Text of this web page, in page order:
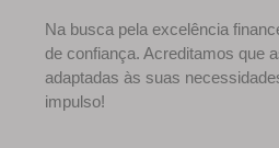
Na busca pela excelência
de confiança. Acreditamos que
adaptadas às suas
impulso!